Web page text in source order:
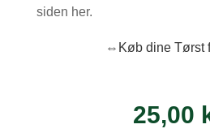
siden her.
⇔Køb dine Tørst
25,00